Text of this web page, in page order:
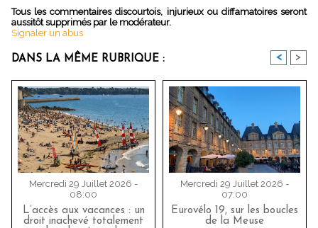
Tous les commentaires discourtois, injurieux ou diffamatoires seront
aussitôt supprimés par le modérateur.
Signaler un abus
DANS LA MÊME RUBRIQUE : < >
Mercredi 29 Juillet 2026 -
08:00
L’accès aux vacances : un
droit inachevé totalement
Mercredi 29 Juillet 2026 -
07:00
Eurovélo 19, sur les boucles
de la Meuse